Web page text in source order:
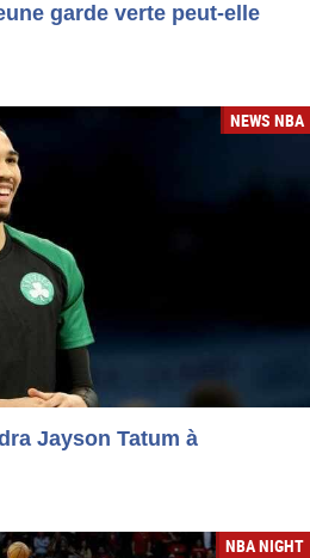
garde verte peut-elle
NEWS NBA
Jayson Tatum à
NBA NIGHT